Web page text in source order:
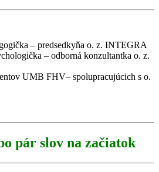
– predsedkyňa o. z. INTEGRA
– odborná konzultantka o. z.
UMB FHV– spolupracujúcich s o.
pár slov na začiatok